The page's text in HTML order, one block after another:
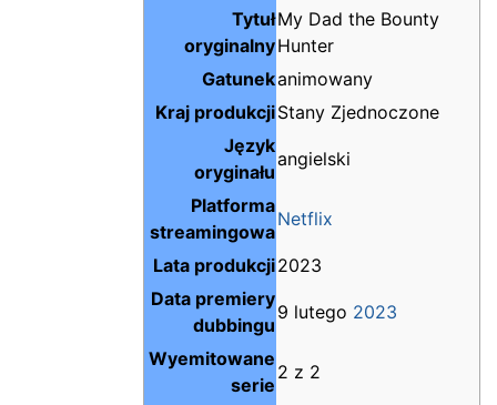
Tytuł
oryginalny
My Dad the Bounty
Hunter
Gatunekanimowany
Kraj produkcjiStany Zjednoczone
Język
oryginału
angielski
Platforma
streamingowa
Netflix
Lata produkcji2023
Data premiery
dubbingu
9 lutego 2023
Wyemitowane
serie
2 z 2